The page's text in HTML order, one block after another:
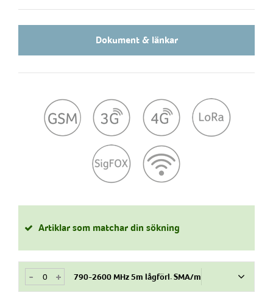
Dokument & länkar
Artiklar som matchar din sökning
+
- 790-2600 MHz 5m lågförl. SMA/m